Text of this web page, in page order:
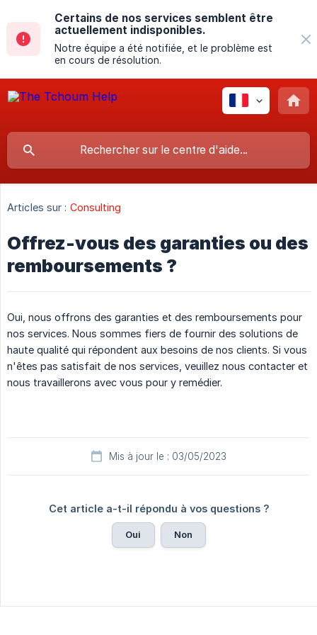
Certains de nos services semblent être
actuellement indisponibles.
Notre équipe a été notifiée, et le problème est
en cours de résolution.
Articles sur : Consulting
Offrez-vous des garanties ou des
remboursements ?
Oui, nous offrons des garanties et des remboursements pour
nos services. Nous sommes fiers de fournir des solutions de
haute qualité qui répondent aux besoins de nos clients. Si vous
n'êtes pas satisfait de nos services, veuillez nous contacter et
nous travaillerons avec vous pour y remédier.
Mis à jour le : 03/05/2023
Cet article a-t-il répondu à vos questions ?
Oui Non